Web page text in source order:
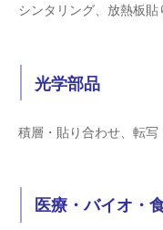
シンタリング、放熱板
光学部品
積層・貼り合わせ、転
医療・バイオ・